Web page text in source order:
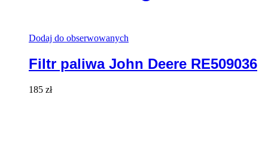
Dodaj do obserwowanych
Filtr paliwa John Deere RE509036
185 zł